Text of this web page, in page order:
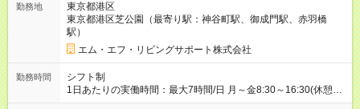
勤務地
東京都港区
東京都港区芝公園（最寄り駅：神谷町駅、御成門駅、赤羽橋
駅）
エム・エフ・リビングサポート株式会社
勤務時間
シフト制
1日あたりの実働時間：最大7時間/日 月～金8:30～16:30(休憩あ
り) 土8:30～12:00(休憩あり) 勤務時間：35時間／週